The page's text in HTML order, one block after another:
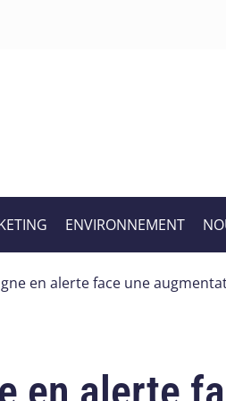
ENVIRONNEMENT
en alerte face une